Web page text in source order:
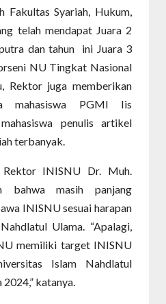
Fakultas Syariah, Hukum,
telah mendapat Juara 2
dan tahun ini Juara 3
NU Tingkat Nasional
Rektor juga memberikan
mahasiswa PGMI Iis
penulis artikel
terbanyak.
Rektor INISNU Dr. Muh.
bahwa masih panjang
INISNU sesuai harapan
Ulama. “Apalagi,
memiliki target INISNU
Islam Nahdlatul
katanya.